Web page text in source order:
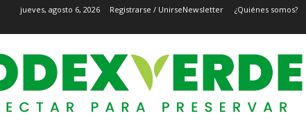
jueves, agosto 6, 2026 Registrarse / UnirseNewsletter ¿Quiénes somos?